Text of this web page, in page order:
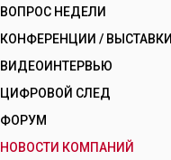
ВОПРОС НЕДЕЛИ
КОНФЕРЕНЦИИ / ВЫСТАВКИ
ВИДЕОИНТЕРВЬЮ
ЦИФРОВОЙ СЛЕД
ФОРУМ
НОВОСТИ КОМПАНИЙ